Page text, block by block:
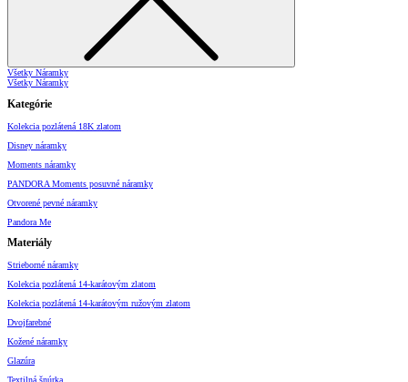
Všetky Náramky
Všetky Náramky
Kategórie
Kolekcia pozlátená 18K zlatom
Disney náramky
Moments náramky
PANDORA Moments posuvné náramky
Otvorené pevné náramky
Pandora Me
Materiály
Strieborné náramky
Kolekcia pozlátená 14-karátovým zlatom
Kolekcia pozlátená 14-karátovým ružovým zlatom
Dvojfarebné
Kožené náramky
Glazúra
Textilná šnúrka